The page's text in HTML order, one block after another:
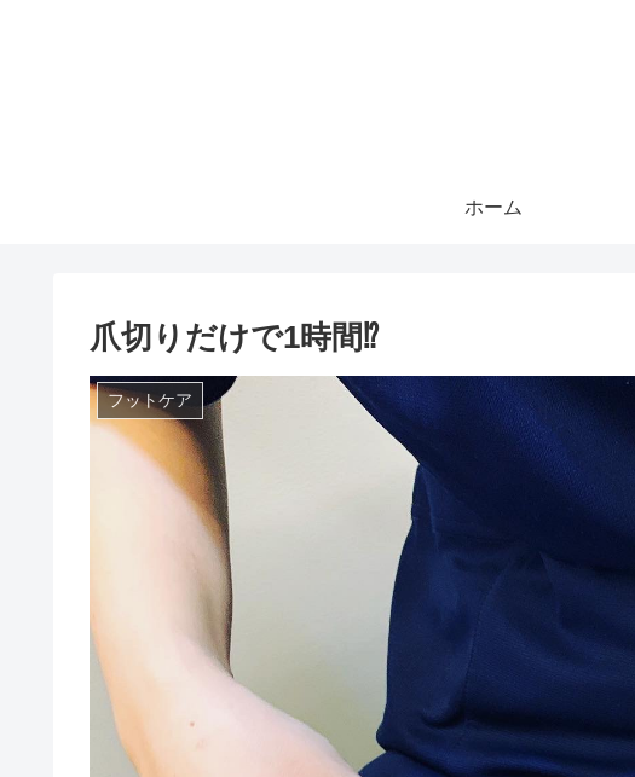
ホーム
爪切りだけで1時間⁉︎
フットケア